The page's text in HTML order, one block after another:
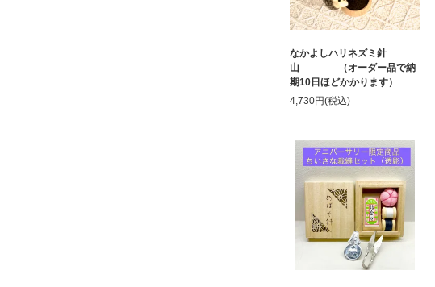
なかよしハリネズミ針
山 （オーダー品で納
期10日ほどかかります）
4,730円(税込)